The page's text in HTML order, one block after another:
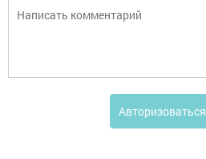
Авторизоваться